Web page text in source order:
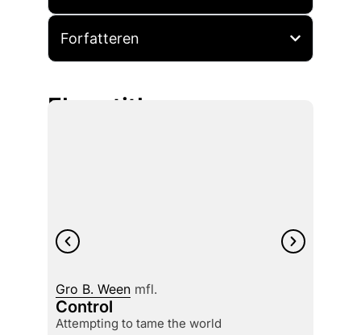
Forfatteren
Flere titler
Gro B. Weenmfl.
Control
attempting to tame the world